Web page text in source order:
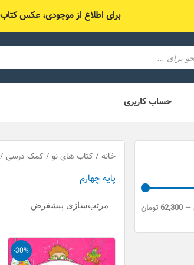
برای اطلاع از موجودی، عکس کتاب رو به ۰۹۱۹۹۸۱۴۷۹۶ (بله یا
حساب کاربری
اا
— 62,300 تومان
خانه / کتاب های نو / کمک درسی /
پایه چهارم
-30%
قیمت
اصلی
35,000 تومان
فعلی